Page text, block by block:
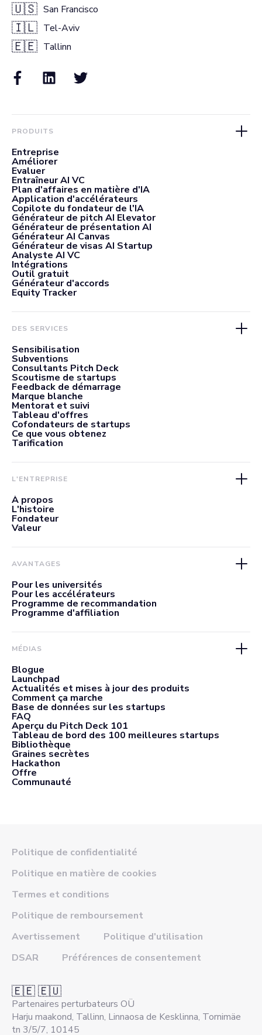
🇺🇸 San Francisco
🇮🇱 Tel-Aviv
🇪🇪 Tallinn
PRODUITS
Entreprise
Améliorer
Evaluer
Entraîneur AI VC
Plan d'affaires en matière d'IA
Application d'accélérateurs
Copilote du fondateur de l'IA
Générateur de pitch AI Elevator
Générateur de présentation AI
Générateur AI Canvas
Générateur de visas AI Startup
Analyste AI VC
Intégrations
Outil gratuit
Générateur d'accords
Equity Tracker
DES SERVICES
Sensibilisation
Subventions
Consultants Pitch Deck
Scoutisme de startups
Feedback de démarrage
Marque blanche
Mentorat et suivi
Tableau d'offres
Cofondateurs de startups
Ce que vous obtenez
Tarification
L'ENTREPRISE
À propos
L'histoire
Fondateur
Valeur
AVANTAGES
Pour les universités
Pour les accélérateurs
Programme de recommandation
Programme d'affiliation
MÉDIAS
Blogue
Launchpad
Actualités et mises à jour des produits
Comment ça marche
Base de données sur les startups
FAQ
Aperçu du Pitch Deck 101
Tableau de bord des 100 meilleures startups
Bibliothèque
Graines secrètes
Hackathon
Offre
Communauté
Politique de confidentialité
Politique en matière de cookies
Termes et conditions
Politique de remboursement
Avertissement
Politique d'utilisation
DSAR
Préférences de consentement
🇪🇪 🇪🇺
Partenaires perturbateurs OÜ
Harju maakond, Tallinn, Linnaosa de Kesklinna, Tornimäe
tn 3/5/7, 10145